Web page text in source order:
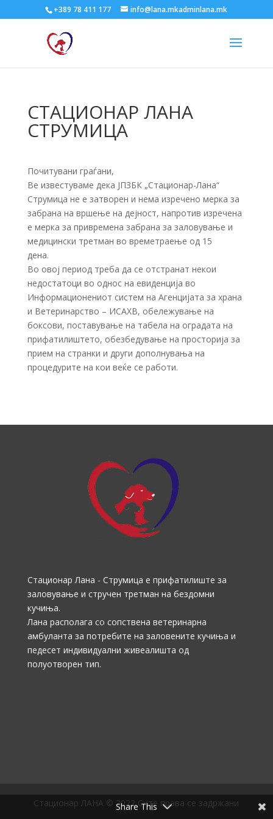
+389 78 411 177 info@lana.mkadminlana.mk
СТАЦИОНАР ЛАНА
СТРУМИЦА
Почитувани граѓани,
Ве известуваме дека ЈПЗБК „Стационар-Лана“
Струмица не е затворен и нема изречено мерка за
забрана на вршење на дејност, напротив изречена
е мерка за привремена забрана за заловување и
медицински третман во времетраење од 15
дена.
Во овој период треба да се отстранат некои
недостатоци во однос на евиденција во
Информационениот систем на Агенцијата за храна
и Ветеринарство – ИСАХВ, обележување на
боксови, поставување на табела на оградата на
прифатилиштето, обезбедување на просторија за
прием на странки и други дополнувања на
процедурите на кои веќе се работи.
Стационар Лана - Струмица е прифатилиште за
заловување и стручен третман на бездомни
кучиња.
Лана располага со сопствена ветеринарна
амбуланта за потребите на заловените кучиња и
педесет индивидуални живеалишта од
полуотворен тип.
Стационар ЛАНА © 2022 Сите права се задржани
Share This